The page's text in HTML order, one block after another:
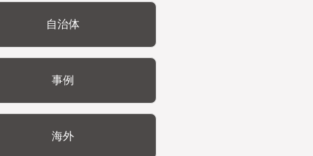
自治体
事例
海外